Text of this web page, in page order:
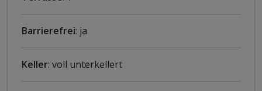
Barrierefrei: ja
Keller: voll unterkellert